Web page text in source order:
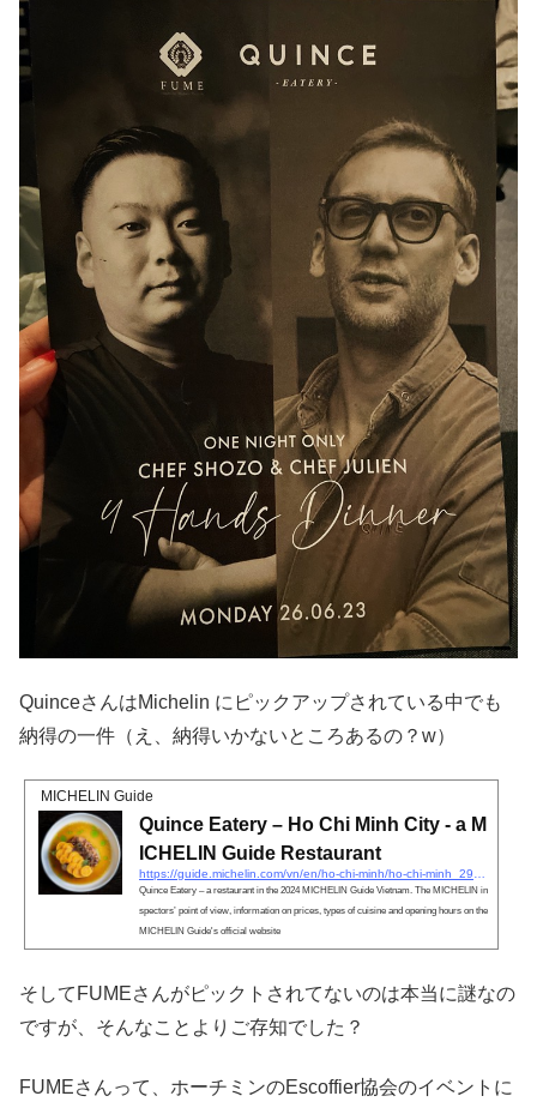
QuinceさんはMichelin にピックアップされている中でも
納得の一件（え、納得いかないところあるの？w）
MICHELIN Guide
Quince Eatery – Ho Chi Minh City - a M
ICHELIN Guide Restaurant
Quince Eatery – a restaurant in the 2024 MICHELIN Guide Vietnam. The MICHELIN in
spectors’ point of view, information on prices, types of cuisine and opening hours on the
MICHELIN Guide's official website
そしてFUMEさんがピックトされてないのは本当に謎なの
ですが、そんなことよりご存知でした？
FUMEさんって、ホーチミンのEscoffier協会のイベントに